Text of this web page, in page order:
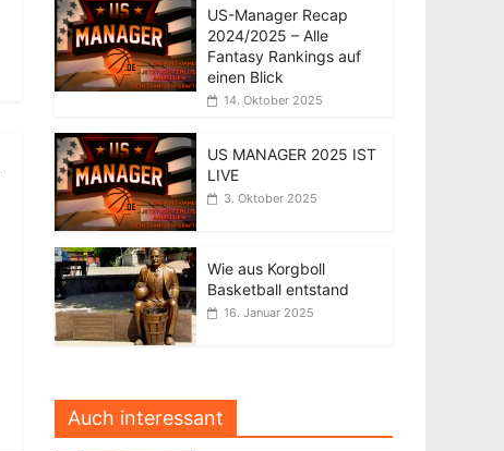
US-Manager Recap
2024/2025 – Alle
Fantasy Rankings auf
einen Blick
14. Oktober 2025
US MANAGER 2025 IST
LIVE
3. Oktober 2025
Wie aus Korgboll
Basketball entstand
16. Januar 2025
Auch interessant